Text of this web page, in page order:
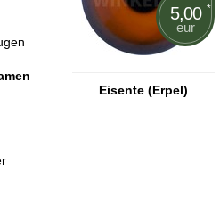
5,00 *
eur
Eisente (Erpel)